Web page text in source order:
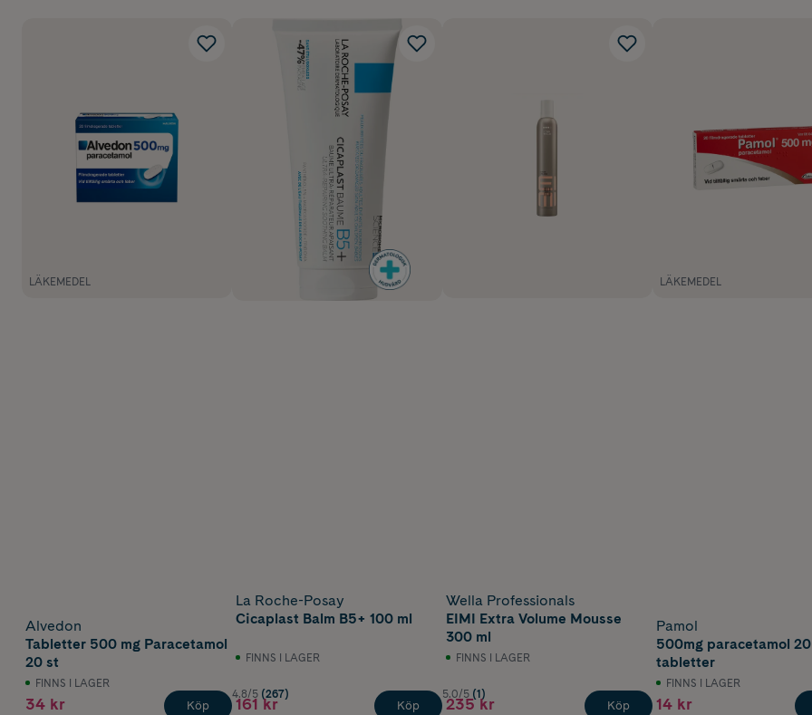
LÄKEMEDEL
Alvedon
Tabletter 500 mg Paracetamol
20 st
FINNS I LAGER
34 kr Köp
La Roche-Posay
Cicaplast Balm B5+ 100 ml
FINNS I LAGER
4.8/5 (267)
161 kr Köp
Wella Professionals
EIMI Extra Volume Mousse
300 ml
FINNS I LAGER
5.0/5 (1)
235 kr Köp
LÄKEMEDEL
Pamol
500mg paracetamol 20
tabletter
FINNS I LAGER
14 kr